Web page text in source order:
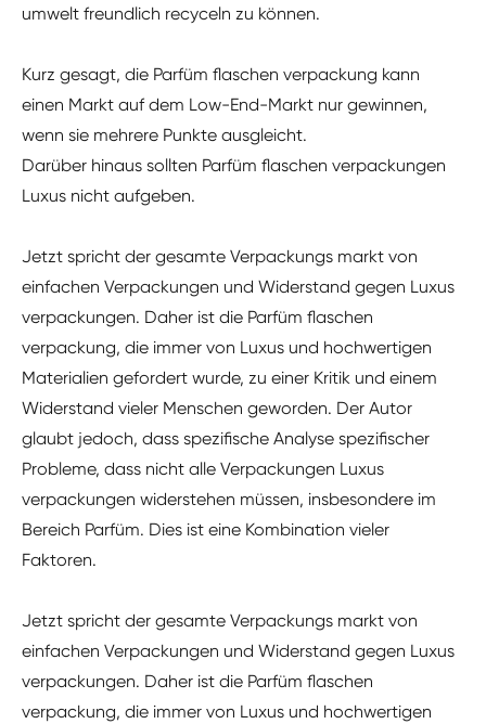
umwelt freundlich recyceln zu können.
Kurz gesagt, die Parfüm flaschen verpackung kann
einen Markt auf dem Low-End-Markt nur gewinnen,
wenn sie mehrere Punkte ausgleicht.
Darüber hinaus sollten Parfüm flaschen verpackungen
Luxus nicht aufgeben.
Jetzt spricht der gesamte Verpackungs markt von
einfachen Verpackungen und Widerstand gegen Luxus
verpackungen. Daher ist die Parfüm flaschen
verpackung, die immer von Luxus und hochwertigen
Materialien gefordert wurde, zu einer Kritik und einem
Widerstand vieler Menschen geworden. Der Autor
glaubt jedoch, dass spezifische Analyse spezifischer
Probleme, dass nicht alle Verpackungen Luxus
verpackungen widerstehen müssen, insbesondere im
Bereich Parfüm. Dies ist eine Kombination vieler
Faktoren.
Jetzt spricht der gesamte Verpackungs markt von
einfachen Verpackungen und Widerstand gegen Luxus
verpackungen. Daher ist die Parfüm flaschen
verpackung, die immer von Luxus und hochwertigen